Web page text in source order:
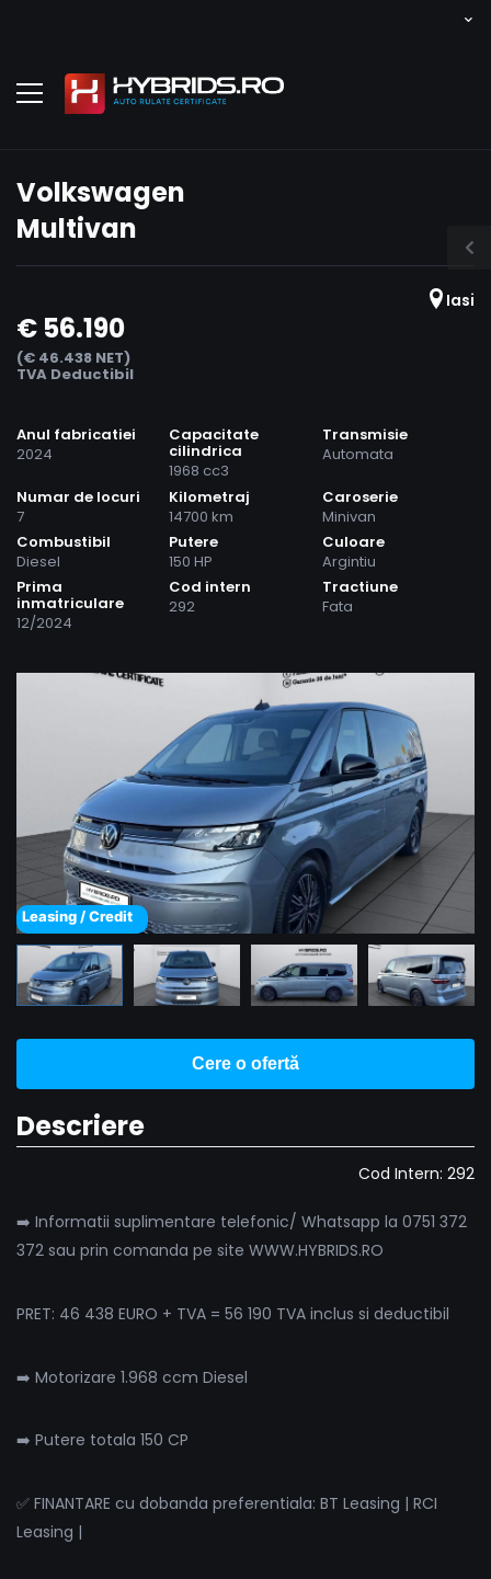
Volkswagen
Multivan
Iasi
€ 56.190
(€ 46.438 NET)
TVA Deductibil
Anul fabricatiei
2024
Capacitate
cilindrica
1968 cc3
Transmisie
Automata
Numar de locuri
7
Kilometraj
14700 km
Caroserie
Minivan
Combustibil
Diesel
Putere
150 HP
Culoare
Argintiu
Prima
inmatriculare
12/2024
Cod intern
292
Tractiune
Fata
Leasing / Credit
Cere o ofertă
Descriere
Cod Intern: 292
➡️ Informatii suplimentare telefonic/ Whatsapp la 0751 372
372 sau prin comanda pe site WWW.HYBRIDS.RO
PRET: 46 438 EURO + TVA = 56 190 TVA inclus si deductibil
➡️ Motorizare 1.968 ccm Diesel
➡️ Putere totala 150 CP
✅ FINANTARE cu dobanda preferentiala: BT Leasing | RCI
Leasing |